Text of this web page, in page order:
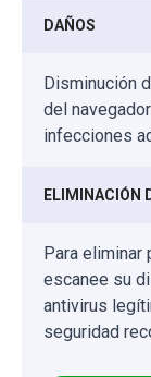
DAÑOS
Disminución
del
infecciones
ELIMINACIÓN
Para
escanee su
antivirus
seguridad